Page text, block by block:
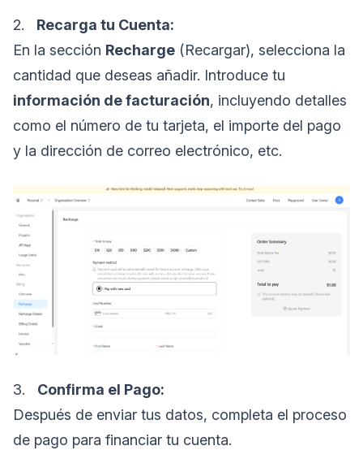
2. Recarga tu Cuenta:
En la sección Recharge (Recargar), selecciona la
cantidad que deseas añadir. Introduce tu
información de facturación, incluyendo detalles
como el número de tu tarjeta, el importe del pago
y la dirección de correo electrónico, etc.
3. Confirma el Pago:
Después de enviar tus datos, completa el proceso
de pago para financiar tu cuenta.